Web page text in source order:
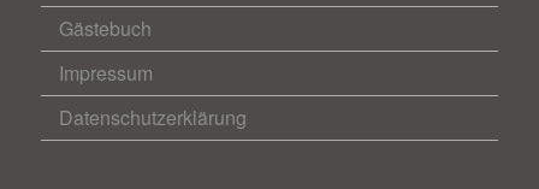
Gästebuch
Impressum
Datenschutzerklärung